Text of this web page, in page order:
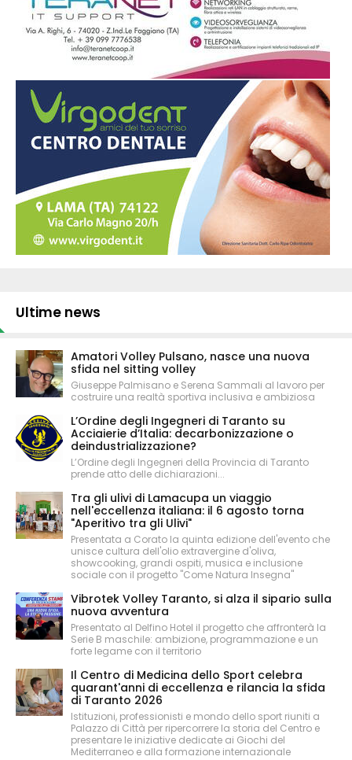
Ultime news
Amatori Volley Pulsano, nasce una nuova
sfida nel sitting volley
Giuseppe Palmisano e Serena Sammali al lavoro per
costruire una realtà sportiva inclusiva e ambiziosa
L’Ordine degli Ingegneri di Taranto su
Acciaierie d’Italia: decarbonizzazione o
deindustrializzazione?
L’Ordine degli Ingegneri della Provincia di Taranto
prende atto delle dichiarazioni...
Tra gli ulivi di Lamacupa un viaggio
nell'eccellenza italiana: il 6 agosto torna
"Aperitivo tra gli Ulivi"
Presentata a Corato la quinta edizione dell'evento che
unisce cultura dell'olio extravergine d'oliva,
showcooking, grandi ospiti, musica e inclusione
sociale con il progetto "Come Natura Insegna"
Vibrotek Volley Taranto, si alza il sipario sulla
nuova avventura
Presentato al Delfino Hotel il progetto che affronterà la
Serie B maschile: ambizione, programmazione e un
forte legame con il territorio
Il Centro di Medicina dello Sport celebra
quarant'anni di eccellenza e rilancia la sfida
di Taranto 2026
Istituzioni, professionisti e mondo dello sport riuniti a
Palazzo di Città per ripercorrere la storia del Centro e
presentare le iniziative dedicate ai Giochi del
Mediterraneo e alla formazione internazionale